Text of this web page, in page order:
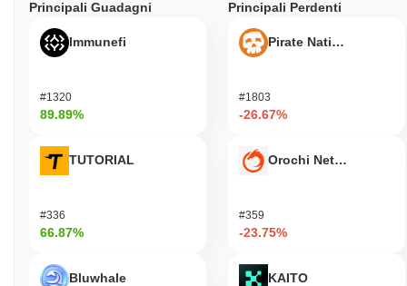
Principali Guadagni
Immunefi
#1320
89.89%
TUTORIAL
#336
66.87%
Bluwhale
Principali Perdenti
Pirate Nation Token
#1803
-26.67%
Orochi Network
#359
-23.75%
KAITO